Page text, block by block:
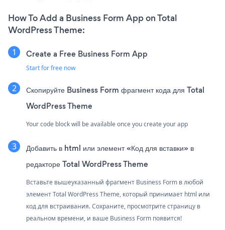
How To Add a Business Form App on Total
WordPress Theme:
Create a Free Business Form App
Start for free now
Скопируйте Business Form фрагмент кода для Total
WordPress Theme
Your code block will be available once you create your app
Добавить в html или элемент «Код для вставки» в
редакторе Total WordPress Theme
Вставьте вышеуказанный фрагмент Business Form в любой
элемент Total WordPress Theme, который принимает html или
код для встраивания. Сохраните, просмотрите страницу в
реальном времени, и ваше Business Form появится!